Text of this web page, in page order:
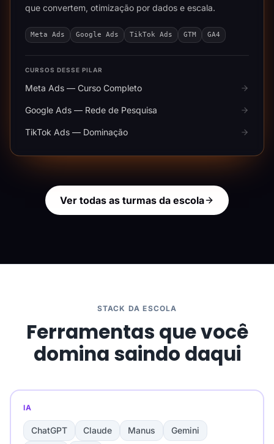
que convertem, otimização por dados e escala.
Meta Ads Google Ads TikTok Ads GTM GA4
CURSOS DESSE PILAR
Meta Ads — Curso Completo
Google Ads — Rede de Pesquisa
TikTok Ads — Dominação
Ver todas as turmas da escola
STACK DA ESCOLA
Ferramentas que você
domina saindo daqui
IA
ChatGPT Claude Manus
Gemini